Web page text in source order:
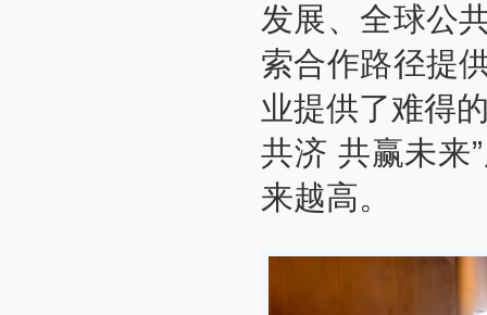
发展、全球公
索合作路径提
业提供了难得
共济 共赢未来
来越高。